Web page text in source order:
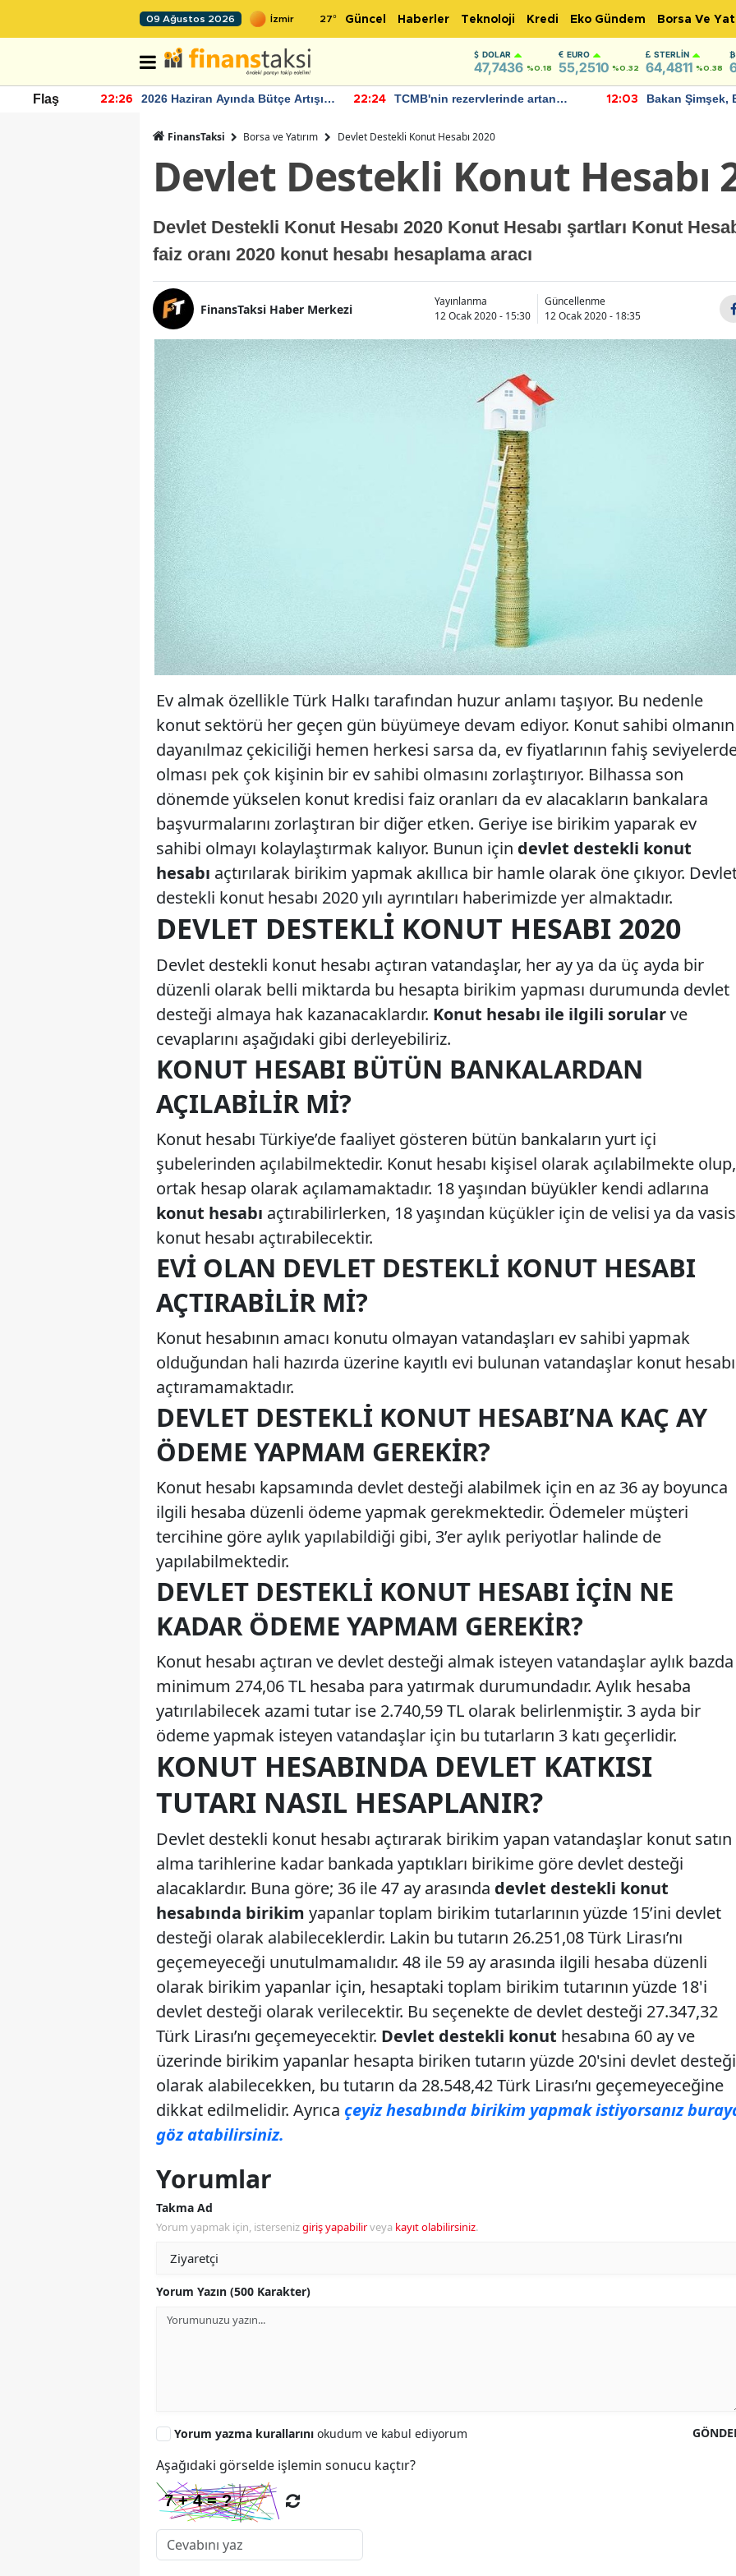
09 Ağustos 2026 27° Güncel Haberler Teknoloji Kredi Eko Gündem Borsa Ve
DOLAR
47,7436 %0.18
EURO
55,2510 %0.32
STERLIN
64,4811 %0.38
Flaş 22:26
2026 Haziran Ayında Bütçe Artışı
22:24
TCMB'nin rezervlerinde artan
12:03
Bakan Şimşek,
FinansTaksi Borsa ve Yatırım Devlet Destekli Konut Hesabı 2020
Devlet Destekli Konut Hesabı
Devlet Destekli Konut Hesabı 2020 Konut Hesabı şartları Konut
faiz oranı 2020 konut hesabı hesaplama aracı
FinansTaksi Haber Merkezi
Yayınlanma
12 Ocak 2020 - 15:30
Güncellenme
12 Ocak 2020 - 18:35
Ev almak özellikle Türk Halkı tarafından huzur anlamı taşıyor. Bu nedenle
konut sektörü her geçen gün büyümeye devam ediyor. Konut sahibi olmanın
dayanılmaz çekiciliği hemen herkesi sarsa da, ev fiyatlarının fahiş
olması pek çok kişinin bir ev sahibi olmasını zorlaştırıyor. Bilhassa son
dönemde yükselen konut kredisi faiz oranları da ev alacakların bankalara
başvurmalarını zorlaştıran bir diğer etken. Geriye ise birikim yaparak ev
sahibi olmayı kolaylaştırmak kalıyor. Bunun için devlet destekli konut
hesabı açtırılarak birikim yapmak akıllıca bir hamle olarak öne çıkıyor.
destekli konut hesabı 2020 yılı ayrıntıları haberimizde yer almaktadır.
DEVLET DESTEKLI KONUT HESABI 2020
Devlet destekli konut hesabı açtıran vatandaşlar, her ay ya da üç ayda bir
düzenli olarak belli miktarda bu hesapta birikim yapması durumunda devlet
desteği almaya hak kazanacaklardır. Konut hesabı ile ilgili sorularve
cevaplarını aşağıdaki gibi derleyebiliriz.
KONUT HESABI BÜTÜN BANKALARDAN
AÇILABILIR MI?
Konut hesabı Türkiye’de faaliyet gösteren bütün bankaların yurt içi
şubelerinden açılabilmektedir. Konut hesabı kişisel olarak açılabilmekte olup,
ortak hesap olarak açılamamaktadır. 18 yaşından büyükler kendi adlarına
konut hesabı açtırabilirlerken, 18 yaşından küçükler için de velisi ya da
konut hesabı açtırabilecektir.
EVI OLAN DEVLET DESTEKLI KONUT HESABI
AÇTIRABILIR MI?
Konut hesabının amacı konutu olmayan vatandaşları ev sahibi yapmak
olduğundan hali hazırda üzerine kayıtlı evi bulunan vatandaşlar konut hesabı
açtıramamaktadır.
DEVLET DESTEKLI KONUT HESABI’NA KAÇ AY
ÖDEME YAPMAM GEREKIR?
Konut hesabı kapsamında devlet desteği alabilmek için en az 36 ay boyunca
ilgili hesaba düzenli ödeme yapmak gerekmektedir. Ödemeler müşteri
tercihine göre aylık yapılabildiği gibi, 3’er aylık periyotlar halinde de
yapılabilmektedir.
DEVLET DESTEKLI KONUT HESABI İÇIN NE
KADAR ÖDEME YAPMAM GEREKIR?
Konut hesabı açtıran ve devlet desteği almak isteyen vatandaşlar aylık bazda
minimum 274,06 TL hesaba para yatırmak durumundadır. Aylık hesaba
yatırılabilecek azami tutar ise 2.740,59 TL olarak belirlenmiştir. 3 ayda bir
ödeme yapmak isteyen vatandaşlar için bu tutarların 3 katı geçerlidir.
KONUT HESABINDA DEVLET KATKISI
TUTARI NASIL HESAPLANIR?
Devlet destekli konut hesabı açtırarak birikim yapan vatandaşlar konut satın
alma tarihlerine kadar bankada yaptıkları birikime göre devlet desteği
alacaklardır. Buna göre; 36 ile 47 ay arasında devlet destekli konut
hesabında birikim yapanlar toplam birikim tutarlarının yüzde 15’ini devlet
desteği olarak alabileceklerdir. Lakin bu tutarın 26.251,08 Türk Lirası’nı
geçemeyeceği unutulmamalıdır. 48 ile 59 ay arasında ilgili hesaba düzenli
olarak birikim yapanlar için, hesaptaki toplam birikim tutarının yüzde 18'i
devlet desteği olarak verilecektir. Bu seçenekte de devlet desteği 27.347,32
Türk Lirası’nı geçemeyecektir. Devlet destekli konut hesabına 60 ay ve
üzerinde birikim yapanlar hesapta biriken tutarın yüzde 20'sini devlet desteği
olarak alabilecekken, bu tutarın da 28.548,42 Türk Lirası’nı geçemeyeceğine
dikkat edilmelidir. Ayrıca çeyiz hesabında birikim yapmak istiyorsanız
göz atabilirsiniz.
Yorumlar
Takma Ad
Yorum yapmak için, istersenizgiriş yapabilirveya kayıt olabilirsiniz.
Yorum Yazın (500 Karakter)
Yorum yazma kurallarını okudum ve kabul ediyorum
Aşağıdaki görselde işlemin sonucu kaçtır?